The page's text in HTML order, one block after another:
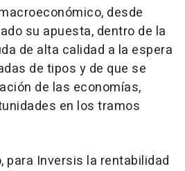
desde
su apuesta, dentro de la
de alta calidad a la espera
de tipos y de que se
de las economías,
en los tramos
para Inversis la rentabilidad